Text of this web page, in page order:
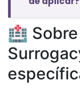
🏥 Sobre